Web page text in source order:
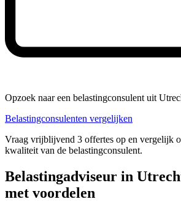
Opzoek naar een belastingconsulent uit
Belastingconsulenten vergelijken
Vraag vrijblijvend 3 offertes op en vergelijk
kwaliteit van de belastingconsulent.
Belastingadviseur in
met voordelen